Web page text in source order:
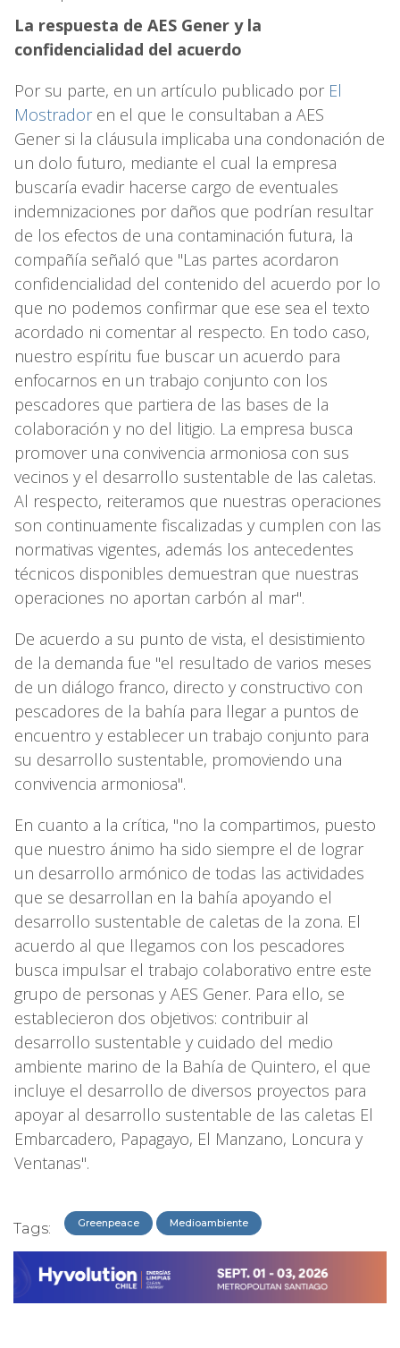
La respuesta de AES Gener y la
confidencialidad del acuerdo
Por su parte, en un artículo publicado por El
Mostradoren el que le consultaban a AES
Gener si la cláusula implicaba una condonación de
un dolo futuro, mediante el cual la empresa
buscaría evadir hacerse cargo de eventuales
indemnizaciones por daños que podrían resultar
de los efectos de una contaminación futura, la
compañía señaló que "Las partes acordaron
confidencialidad del contenido del acuerdo por lo
que no podemos confirmar que ese sea el texto
acordado ni comentar al respecto. En todo caso,
nuestro espíritu fue buscar un acuerdo para
enfocarnos en un trabajo conjunto con los
pescadores que partiera de las bases de la
colaboración y no del litigio. La empresa busca
promover una convivencia armoniosa con sus
vecinos y el desarrollo sustentable de las caletas.
Al respecto, reiteramos que nuestras operaciones
son continuamente fiscalizadas y cumplen con las
normativas vigentes, además los antecedentes
técnicos disponibles demuestran que nuestras
operaciones no aportan carbón al mar".
De acuerdo a su punto de vista, el desistimiento
de la demanda fue "el resultado de varios meses
de un diálogo franco, directo y constructivo con
pescadores de la bahía para llegar a puntos de
encuentro y establecer un trabajo conjunto para
su desarrollo sustentable, promoviendo una
convivencia armoniosa".
En cuanto a la crítica, "no la compartimos, puesto
que nuestro ánimo ha sido siempre el de lograr
un desarrollo armónico de todas las actividades
que se desarrollan en la bahía apoyando el
desarrollo sustentable de caletas de la zona. El
acuerdo al que llegamos con los pescadores
busca impulsar el trabajo colaborativo entre este
grupo de personas y AES Gener. Para ello, se
establecieron dos objetivos: contribuir al
desarrollo sustentable y cuidado del medio
ambiente marino de la Bahía de Quintero, el que
incluye el desarrollo de diversos proyectos para
apoyar al desarrollo sustentable de las caletas El
Embarcadero, Papagayo, El Manzano, Loncura y
Ventanas".
Tags: Greenpeace Medioambiente